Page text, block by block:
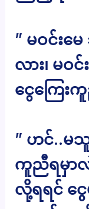
” မဝင်း
လား၊ မ
ငွေကြေး
” ဟင်..မသူ
ကူညီရမှာ
လို့ရရင် ငွ